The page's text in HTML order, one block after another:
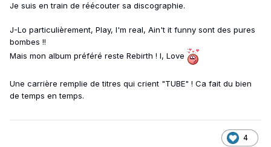
Je suis en train de réécouter sa discographie.
J-Lo particulièrement, Play, I'm real, Ain't it funny sont des pures
bombes !!
Mais mon album préféré reste Rebirth ! I, Love
Une carrière remplie de titres qui crient "TUBE" ! Ca fait du bien
de temps en temps.
4